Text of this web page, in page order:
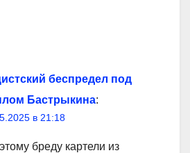
беспредел под
Бастрыкина:
в 21:18
бреду картели из